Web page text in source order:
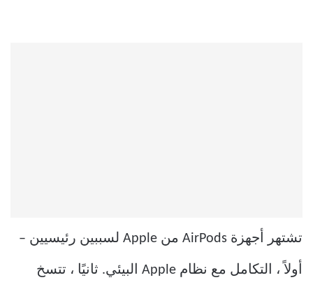
تشتهر أجهزة AirPods من Apple لسببين رئيسيين –
أولاً ، التكامل مع نظام Apple البيئي. ثانيًا ، تتسخ